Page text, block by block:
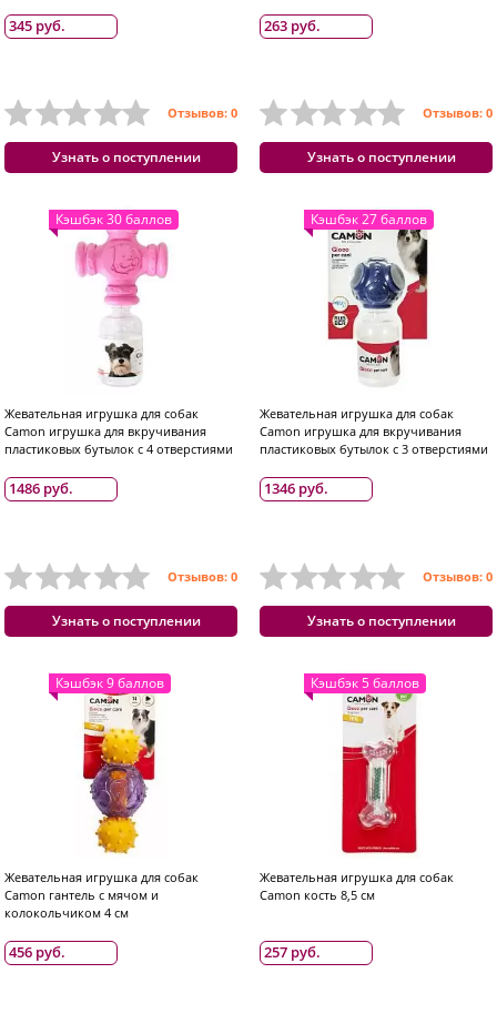
345 руб.
Отзывов: 0
Узнать о поступлении
263 руб.
Отзывов: 0
Узнать о поступлении
Кэшбэк 30 баллов
Жевательная игрушка для собак
Camon игрушка для вкручивания
пластиковых бутылок с 4 отверстиями
1486 руб.
Отзывов: 0
Узнать о поступлении
Кэшбэк 27 баллов
Жевательная игрушка для собак
Camon игрушка для вкручивания
пластиковых бутылок с 3 отверстиями
1346 руб.
Отзывов: 0
Узнать о поступлении
Кэшбэк 9 баллов
Жевательная игрушка для собак
Camon гантель с мячом и
колокольчиком 4 см
456 руб.
Кэшбэк 5 баллов
Жевательная игрушка для собак
Camon кость 8,5 см
257 руб.